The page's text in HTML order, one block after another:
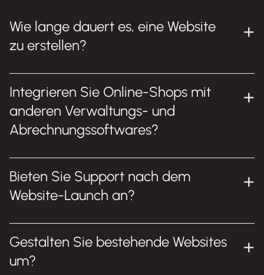
Wie lange dauert es, eine Website
zu erstellen?
Integrieren Sie Online-Shops mit
anderen Verwaltungs- und
Abrechnungssoftwares?
Bieten Sie Support nach dem
Website-Launch an?
Gestalten Sie bestehende Websites
um?